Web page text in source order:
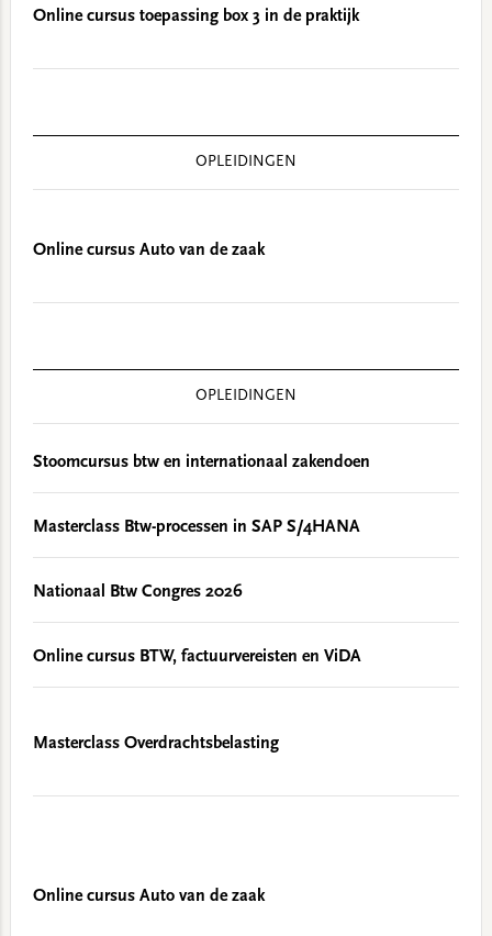
Online cursus toepassing box 3 in de praktijk
OPLEIDINGEN
Online cursus Auto van de zaak
OPLEIDINGEN
Stoomcursus btw en internationaal zakendoen
Masterclass Btw-processen in SAP S/4HANA
Nationaal Btw Congres 2026
Online cursus BTW, factuurvereisten en ViDA
Masterclass Overdrachtsbelasting
Online cursus Auto van de zaak